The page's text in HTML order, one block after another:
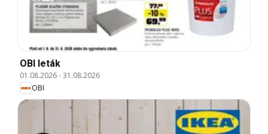
OBI leták
01.08.2026-31.08.2026
OBI